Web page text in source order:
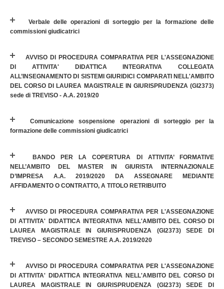
Verbale delle operazioni di sorteggio per la formazione delle
commissioni giudicatrici
AVVISO DI PROCEDURA COMPARATIVA PER L'ASSEGNAZIONE
DI ATTIVITA' DIDATTICA INTEGRATIVA COLLEGATA
ALL’INSEGNAMENTO DI SISTEMI GIURIDICI COMPARATI NELL'AMBITO
DEL CORSO DI LAUREA MAGISTRALE IN GIURISPRUDENZA (GI2373)
sede di TREVISO - A.A. 2019/20
Comunicazione sospensione operazioni di sorteggio per la
formazione delle commissioni giudicatrici
BANDO PER LA COPERTURA DI ATTIVITA’ FORMATIVE
NELL’AMBITO DEL MASTER IN GIURISTA INTERNAZIONALE
D’IMPRESA A.A. 2019/2020 DA ASSEGNARE MEDIANTE
AFFIDAMENTO O CONTRATTO, A TITOLO RETRIBUITO
AVVISO DI PROCEDURA COMPARATIVA PER L'ASSEGNAZIONE
DI ATTIVITA' DIDATTICA INTEGRATIVA NELL'AMBITO DEL CORSO DI
LAUREA MAGISTRALE IN GIURISPRUDENZA (GI2373) SEDE DI
TREVISO – SECONDO SEMESTRE A.A. 2019/2020
AVVISO DI PROCEDURA COMPARATIVA PER L'ASSEGNAZIONE
DI ATTIVITA' DIDATTICA INTEGRATIVA NELL'AMBITO DEL CORSO DI
LAUREA MAGISTRALE IN GIURISPRUDENZA (GI2373) SEDE DI